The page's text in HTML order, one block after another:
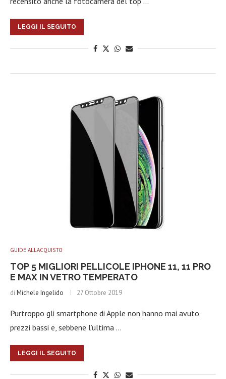
LEGGI IL SEGUITO
GUIDE ALL'ACQUISTO
TOP 5 MIGLIORI PELLICOLE IPHONE 11, 11 PRO
E MAX IN VETRO TEMPERATO
di Michele Ingelido 27 Ottobre 2019
Purtroppo gli smartphone di Apple non hanno mai avuto
prezzi bassi e, sebbene l’ultima …
LEGGI IL SEGUITO